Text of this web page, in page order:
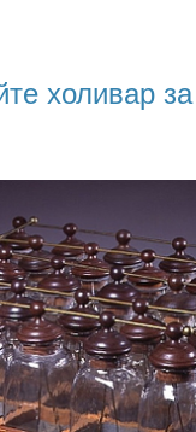
холивар